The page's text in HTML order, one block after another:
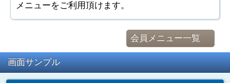
メニューをご利用頂けます。
会員メニュー一覧
画面サンプル